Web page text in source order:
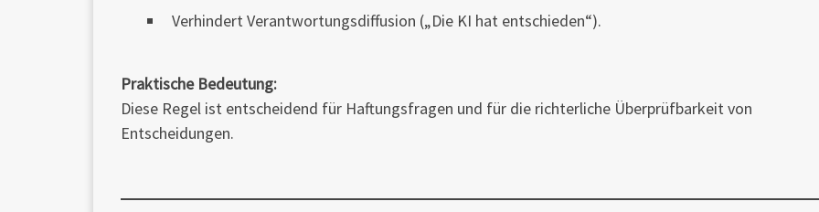
Verhindert Verantwortungsdiffusion („Die KI hat entschieden“).
Praktische Bedeutung:
Diese Regel ist entscheidend für Haftungsfragen und für die richterliche Überprüfbarkeit von
Entscheidungen.